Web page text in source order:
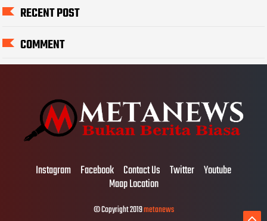
RECENT POST
COMMENT
Instagram Facebook Contact Us Twitter Youtube
Maap Location
© Copyright 2019metanews